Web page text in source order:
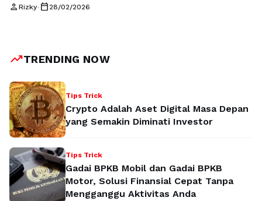
teratas di mesin pencari. Dalam kondisi seperti ini,
begitu saja, …Baca Selengkapnya
person Rizky• calendar_today 28/02/2026
trending_upTRENDING NOW
Tips Trick
Crypto Adalah Aset Digital Masa Depan
yang Semakin Diminati Investor
Tips Trick
Gadai BPKB Mobil dan Gadai BPKB
Motor, Solusi Finansial Cepat Tanpa
Mengganggu Aktivitas Anda